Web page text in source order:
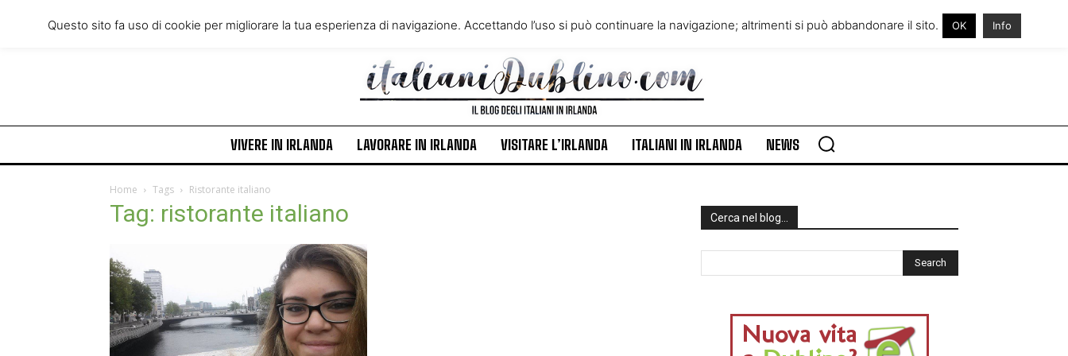
Friday, August 7, 2026 VIVERE IN IRLANDA
VISITARE L’IRLANDA
ITALIANI IN IRLANDA
NEWS
VIVERE IN IRLANDA LAVORARE IN IRLANDA VISITARE L’IRLANDA ITALIANI IN IRLANDA NEWS
Home Tags Ristorante italiano
Tag: ristorante italiano Cerca nel blog…
Questo sito fa uso di cookie per migliorare la tua esperienza di navigazione. Accettando l’uso si può continuare la navigazione; altrimenti si può abbandonare il sito. OK Info